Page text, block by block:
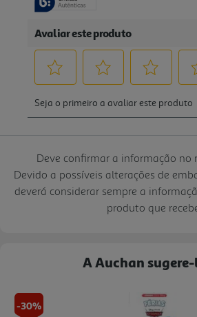
Deve confirmar a informação no
Devido a possíveis alterações de
deverá considerar sempre a
produto que
A Auchan
-30%